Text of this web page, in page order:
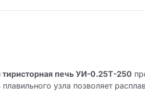
печь УИ-0.25Т-250
узла позволяет